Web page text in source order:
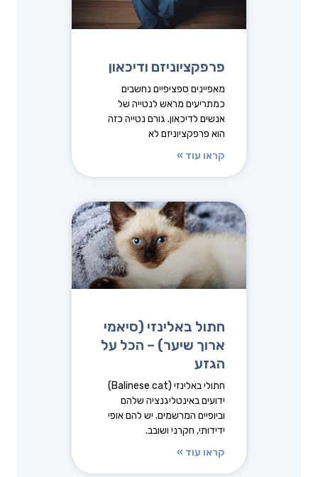
פרפקציוניזם ודיכאון
מאפיינים ספציפיים נחשבים
כמתריעים מראש לנטייה של
אנשים לדיכאון. גורם נטייה כזה
הוא פרפקציוניזם לא
קראו עוד »
חתול באלינזי (סיאמי
ארוך שיער) – הכל על
הגזע
חתולי באלינזי (Balinese cat)
ידועים באינטליגנציה שלהם
וביופיים המרשמים. יש להם אופי
ידידותי, חקרני ושובב.
קראו עוד »